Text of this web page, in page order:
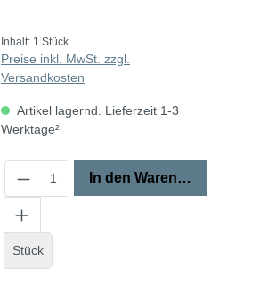
Inhalt: 1 Stück
Preise inkl. MwSt. zzgl.
Versandkosten
Artikel lagernd. Lieferzeit 1-3
Werktage²
Stück
In den Warenkorb